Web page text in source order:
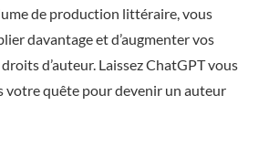
de production littéraire, vous
davantage et d’augmenter vos
d’auteur. Laissez ChatGPT vous
votre quête pour devenir un auteur